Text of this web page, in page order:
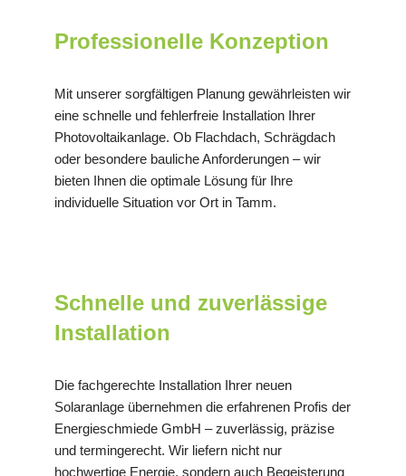
Professionelle Konzeption
Mit unserer sorgfältigen Planung gewährleisten wir
eine schnelle und fehlerfreie Installation Ihrer
Photovoltaikanlage. Ob Flachdach, Schrägdach
oder besondere bauliche Anforderungen – wir
bieten Ihnen die optimale Lösung für Ihre
individuelle Situation vor Ort in Tamm.
Schnelle und zuverlässige
Installation
Die fachgerechte Installation Ihrer neuen
Solaranlage übernehmen die erfahrenen Profis der
Energieschmiede GmbH – zuverlässig, präzise
und termingerecht. Wir liefern nicht nur
hochwertige Energie, sondern auch Begeisterung